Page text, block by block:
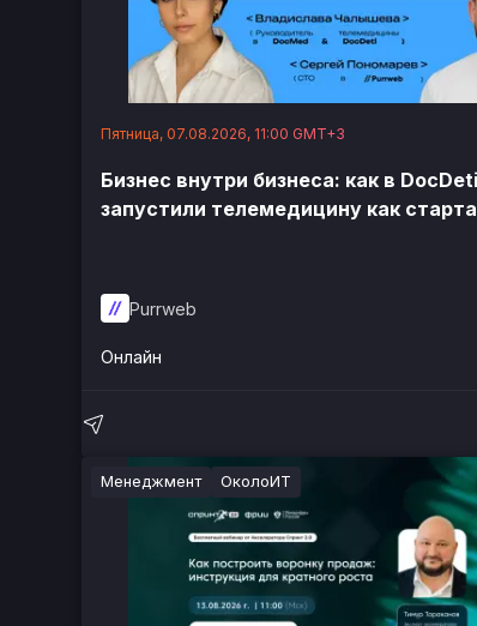
Пятница, 07.08.2026, 11:00 GMT+3
Бизнес внутри бизнеса: как в
запустили телемедицину как
Purrweb
Онлайн
Менеджмент ОколоИТ